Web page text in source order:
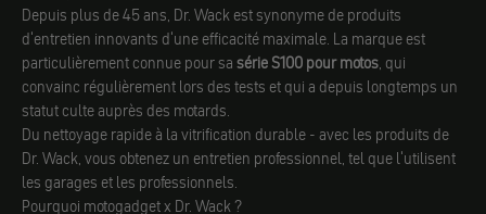
Depuis plus de 45 ans, Dr. Wack est synonyme de produits
d'entretien innovants d'une efficacité maximale. La marque est
particulièrement connue pour sa série S100 pour motos, qui
convainc régulièrement lors des tests et qui a depuis longtemps un
statut culte auprès des motards.
Du nettoyage rapide à la vitrification durable - avec les produits de
Dr. Wack, vous obtenez un entretien professionnel, tel que l'utilisent
les garages et les professionnels.
Pourquoi motogadget x Dr. Wack ?